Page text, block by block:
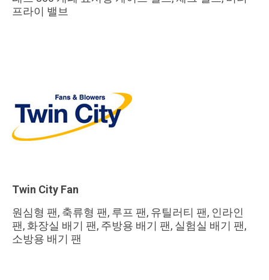
프라이 밸브
Twin City Fan
원심형 팬, 축류형 팬, 루프 팬, 유틸러티 팬, 인라인
팬, 화장실 배기 팬, 주방용 배기 팬, 실험실 배기 팬,
소방용 배기 팬